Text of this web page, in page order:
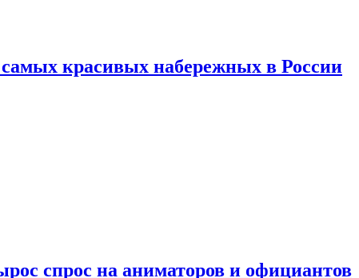
красивых набережных в России
спрос на аниматоров и официантов